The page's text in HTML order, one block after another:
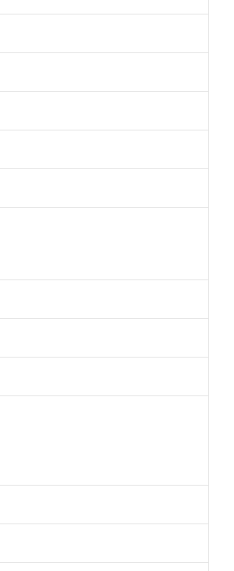
利用ください。
含有に対応した製品が提供可能な商品です
に対応した製品に切り替える予定のある
物質有無と関係のない商品です。
たものが、含有品と判明した場合などや